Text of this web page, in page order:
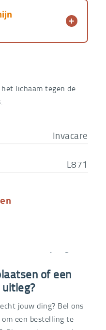
lichaam tegen de
Invacare
L871
21 60
of een
jouw ding? Bel ons
een bestelling te